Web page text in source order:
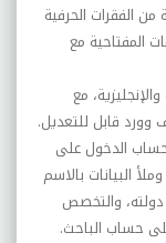
الفقرات الحرفية
المفتاحية مع
مع
وورد قابل للتعديل.
الدخول على
البيانات بالاسم
دولته، والتخصص
حساب الباحث.